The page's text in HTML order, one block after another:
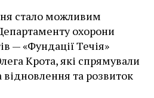
стало можливим
охорони
— «Фундації Течія»
Крота, які спрямували
та розвиток